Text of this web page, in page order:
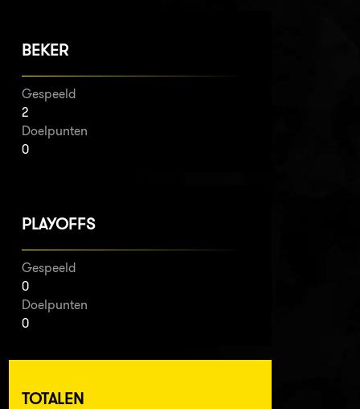
BEKER
Gespeeld
2
Doelpunten
0
PLAYOFFS
Gespeeld
0
Doelpunten
0
TOTALEN